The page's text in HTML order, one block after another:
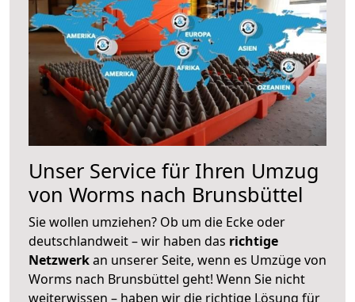
Unser Service für Ihren Umzug
von Worms nach Brunsbüttel
Sie wollen umziehen? Ob um die Ecke oder
deutschlandweit – wir haben das richtige
Netzwerkan unserer Seite, wenn es Umzüge von
Worms nach Brunsbüttel geht! Wenn Sie nicht
weiterwissen – haben wir die richtige Lösung für